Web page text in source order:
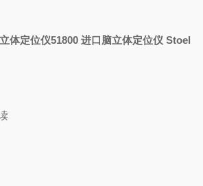
体定位仪51800 进口脑立体定位仪 Stoel